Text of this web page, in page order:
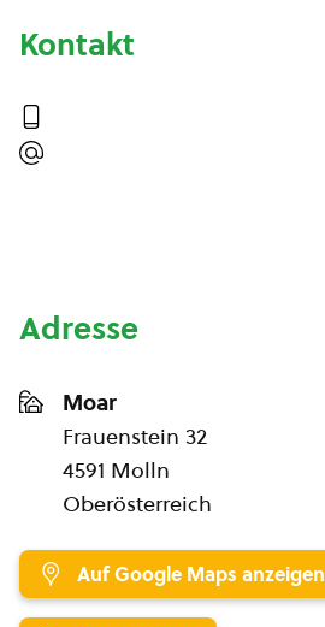
Kontakt
Adresse
Moar
Frauenstein 32
4591 Molln
Oberösterreich
Auf Google Maps anzeigen